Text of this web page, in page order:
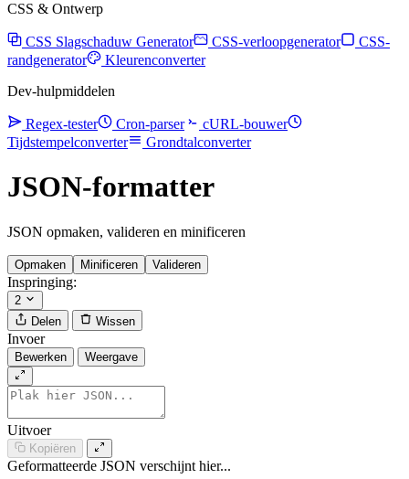
CSS & Ontwerp
CSS Slagschaduw Generator CSS-verloopgenerator
CSS-
randgenerator
Kleurenconverter
Dev-hulpmiddelen
Regex-tester Cron-parser
cURL-bouwer
Tijdstempelconverter
Grondtalconverter
JSON-formatter
JSON opmaken, valideren en minificeren
Opmaken Minificeren Valideren
Inspringing:
2
Delen
Wissen
Invoer
Bewerken Weergave
Uitvoer
Kopiëren
Geformatteerde JSON verschijnt hier...